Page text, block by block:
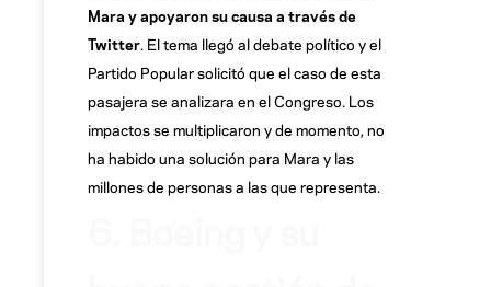
Mara y apoyaron su causa a través de
Twitter. El tema llegó al debate político y el
Partido Popular solicitó que el caso de esta
pasajera se analizara en el Congreso. Los
impactos se multiplicaron y de momento, no
ha habido una solución para Mara y las
millones de personas a las que representa.